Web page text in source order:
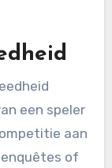
een speler
aan
of